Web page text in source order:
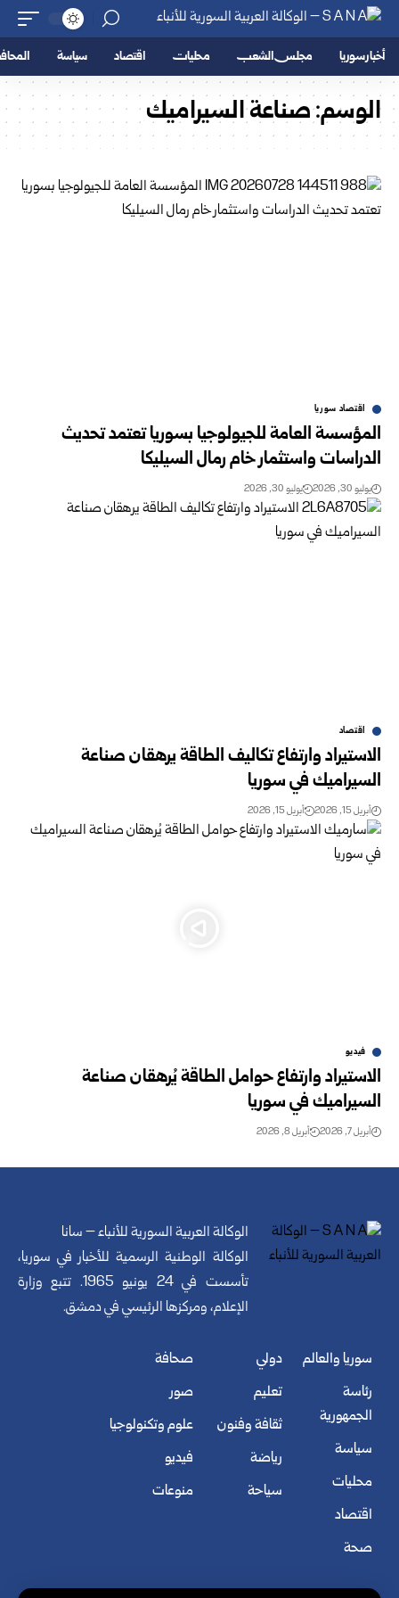
أخبار سوريا مجلس الشعب محليات اقتصاد سياسة
الوسم:صناعة السيراميك
اقتصاد سوريا
المؤسسة العامة للجيولوجيا بسوريا تعتمد تحديث
‌‏الدراسات واستثمار خام رمال السيليكا
يوليو 30, 2026 يوليو 30, 2026
اقتصاد
الاستيراد وارتفاع تكاليف الطاقة يرهقان صناعة
السيراميك في سوريا
أبريل 15, 2026 أبريل 15, 2026
فيديو
الاستيراد وارتفاع حوامل الطاقة يُرهقان صناعة
السيراميك في سوريا
أبريل 7, 2026 أبريل 8, 2026
الوكالة العربية السورية للأنباء – سانا
الوكالة الوطنية الرسمية للأخبار في سوريا،
تأسست في 24 يونيو 1965. تتبع وزارة
الإعلام، ومركزها الرئيسي في دمشق.
سوريا والعالم
رئاسة
الجمهورية
سياسة
محليات
اقتصاد
صحة
دولي
تعليم
ثقافة وفنون
رياضة
سياحة
صحافة
صور
علوم وتكنولوجيا
فيديو
منوعات